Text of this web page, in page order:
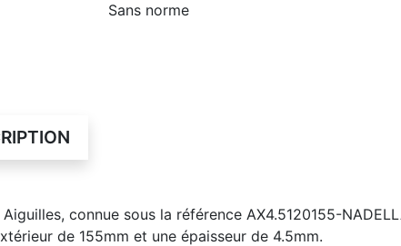
Sans norme
Aiguilles, connue sous la référence AX4.5120155-
de 155mm et une épaisseur de 4.5mm.